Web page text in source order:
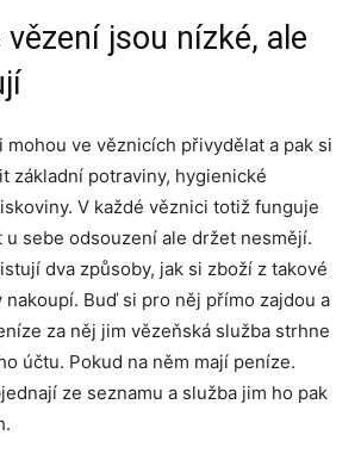
jsou nízké, ale
mohou ve věznicích přivydělat a pak si
základní potraviny, hygienické
V každé věznici totiž funguje
u sebe odsouzení ale držet nesmějí.
dva způsoby, jak si zboží z takové
Buď si pro něj přímo zajdou a
za něj jim vězeňská služba strhne
účtu. Pokud na něm mají peníze.
ze seznamu a služba jim ho pak